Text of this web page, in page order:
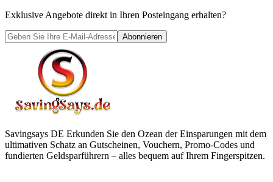
Exklusive Angebote direkt in Ihren Posteingang erhalten?
Abonnieren
Savingsays DE Erkunden Sie den Ozean der Einsparungen mit dem
ultimativen Schatz an Gutscheinen, Vouchern, Promo-Codes und
fundierten Geldsparführern – alles bequem auf Ihrem Fingerspitzen.